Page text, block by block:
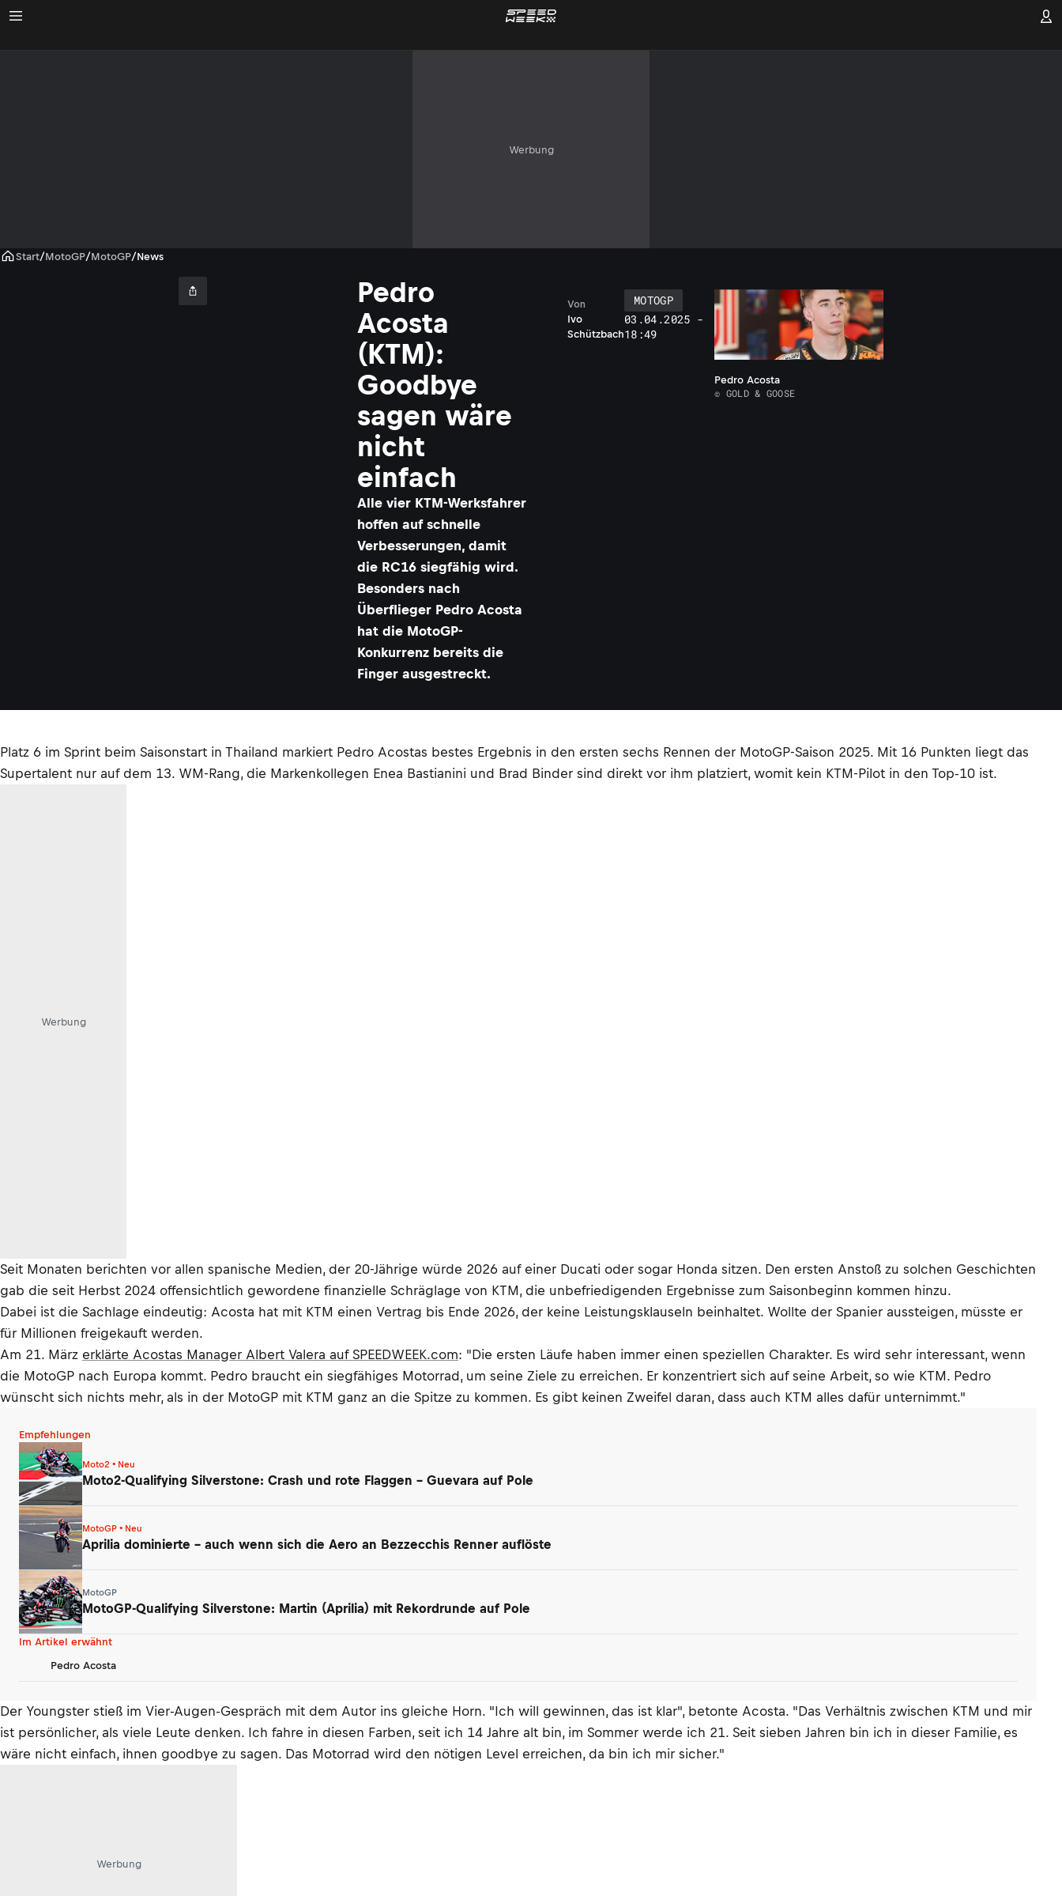
Werbung
Start/MotoGP/MotoGP/News
Pedro
Acosta
(KTM):
Goodbye
sagen wäre
nicht
einfach
Alle vier KTM-Werksfahrer
hoffen auf schnelle
Verbesserungen, damit
die RC16 siegfähig wird.
Besonders nach
Überflieger Pedro Acosta
hat die MotoGP-
Konkurrenz bereits die
Finger ausgestreckt.
Ivo
Schützbach
Von
MOTOGP
03.04.2025 -
18:49
Pedro Acosta
© GOLD & GOOSE
Platz 6 im Sprint beim Saisonstart in Thailand markiert Pedro Acostas bestes Ergebnis in den ersten sechs Rennen der MotoGP-Saison 2025. Mit 16 Punkten liegt das
Supertalent nur auf dem 13. WM-Rang, die Markenkollegen Enea Bastianini und Brad Binder sind direkt vor ihm platziert, womit kein KTM-Pilot in den Top-10 ist.
Werbung
Seit Monaten berichten vor allen spanische Medien, der 20-Jährige würde 2026 auf einer Ducati oder sogar Honda sitzen. Den ersten Anstoß zu solchen Geschichten
gab die seit Herbst 2024 offensichtlich gewordene finanzielle Schräglage von KTM, die unbefriedigenden Ergebnisse zum Saisonbeginn kommen hinzu.
Dabei ist die Sachlage eindeutig: Acosta hat mit KTM einen Vertrag bis Ende 2026, der keine Leistungsklauseln beinhaltet. Wollte der Spanier aussteigen, müsste er
für Millionen freigekauft werden.
Am 21. März erklärte Acostas Manager Albert Valera auf SPEEDWEEK.com: "Die ersten Läufe haben immer einen speziellen Charakter. Es wird sehr interessant, wenn
die MotoGP nach Europa kommt. Pedro braucht ein siegfähiges Motorrad, um seine Ziele zu erreichen. Er konzentriert sich auf seine Arbeit, so wie KTM. Pedro
wünscht sich nichts mehr, als in der MotoGP mit KTM ganz an die Spitze zu kommen. Es gibt keinen Zweifel daran, dass auch KTM alles dafür unternimmt."
Empfehlungen
Moto2 • Neu
Moto2-Qualifying Silverstone: Crash und rote Flaggen – Guevara auf Pole
MotoGP • Neu
Aprilia dominierte – auch wenn sich die Aero an Bezzecchis Renner auflöste
MotoGP
MotoGP-Qualifying Silverstone: Martin (Aprilia) mit Rekordrunde auf Pole
Im Artikel erwähnt
Pedro Acosta
Der Youngster stieß im Vier-Augen-Gespräch mit dem Autor ins gleiche Horn. "Ich will gewinnen, das ist klar", betonte Acosta. "Das Verhältnis zwischen KTM und mir
ist persönlicher, als viele Leute denken. Ich fahre in diesen Farben, seit ich 14 Jahre alt bin, im Sommer werde ich 21. Seit sieben Jahren bin ich in dieser Familie, es
wäre nicht einfach, ihnen goodbye zu sagen. Das Motorrad wird den nötigen Level erreichen, da bin ich mir sicher."
Werbung